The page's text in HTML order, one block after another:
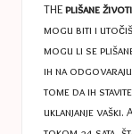
THEplišane
mogu biti i
mogu li se
ih na
tome da ih
uklanjanje vaški.